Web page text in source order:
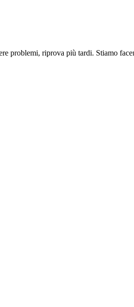
problemi, riprova più tardi. Stiamo